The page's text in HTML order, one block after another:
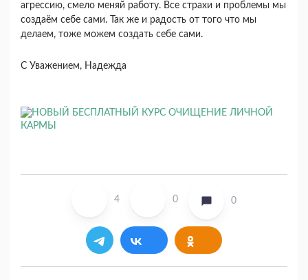
агрессию, смело меняй работу. Все страхи и проблемы мы
создаём себе сами. Так же и радость от того что мы
делаем, тоже можем создать себе сами.
С Уважением, Надежда
4 0 0